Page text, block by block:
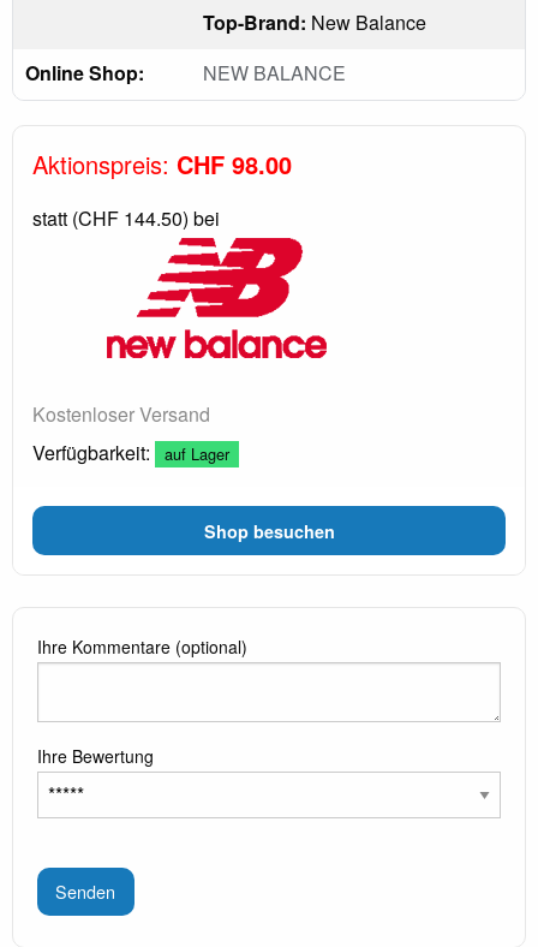
Top-Brand: New Balance
Online Shop:
NEW BALANCE
Aktionspreis: CHF 98.00
statt (CHF 144.50) bei
Kostenloser Versand
Verfügbarkeit:
auf Lager
Shop besuchen
Ihre Kommentare (optional)
Ihre Bewertung
Senden